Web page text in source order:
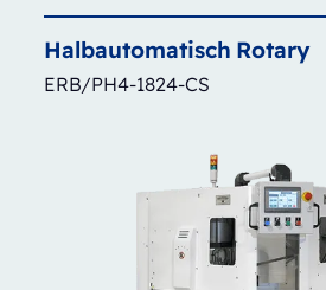
Halbautomatisch Rotary
ERB/PH4-1824-CS